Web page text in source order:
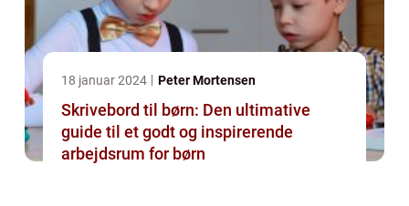
18 januar 2024 Peter Mortensen
Skrivebord til børn: Den ultimative
guide til et godt og inspirerende
arbejdsrum for børn